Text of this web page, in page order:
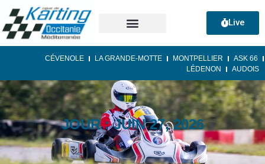
Live
CÉVENOLE LA GRANDE-MOTTE MONTPELLIER
ASK 66
LÉDENON
AUDOIS
JOUR : JUIN 27, 2026